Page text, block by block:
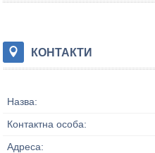
КОНТАКТИ